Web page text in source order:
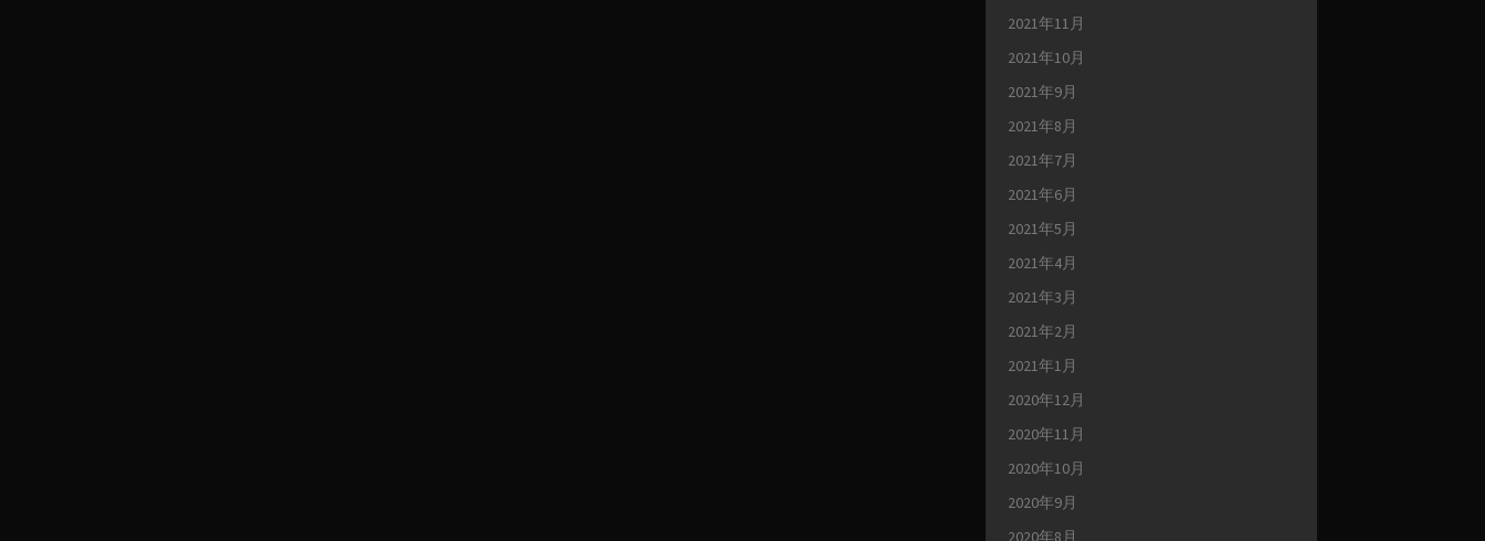
2021年11月
2021年10月
2021年9月
2021年8月
2021年7月
2021年6月
2021年5月
2021年4月
2021年3月
2021年2月
2021年1月
2020年12月
2020年11月
2020年10月
2020年9月
2020年8月